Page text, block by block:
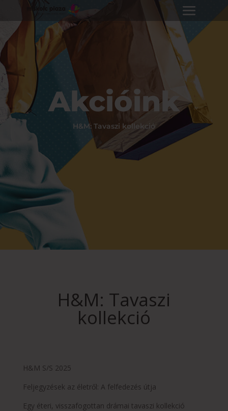
Akcióink
H&M: Tavaszi kollekció
H&M: Tavaszi
kollekció
H&M S/S 2025
Feljegyzések az életről: A felfedezés útja
Egy éteri, visszafogottan drámai tavaszi kollekció